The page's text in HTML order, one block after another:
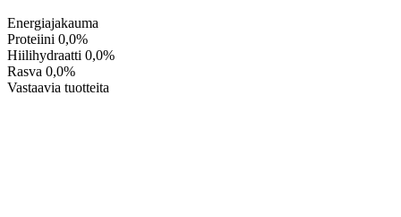
Energiajakauma
Proteiini 0,0%
Hiilihydraatti 0,0%
Rasva 0,0%
Vastaavia tuotteita